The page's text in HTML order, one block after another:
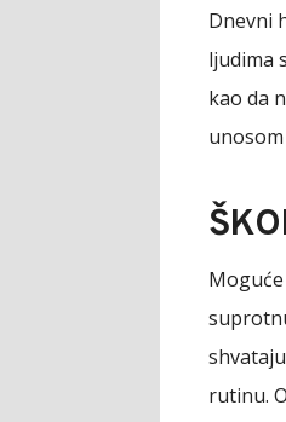
Dnevni
ljudima
kao da
rutinu.